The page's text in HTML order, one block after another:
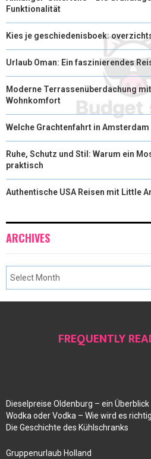
Funktionalität
Kies je geschiedenisboek:
Urlaub Oman: Ein faszinierendes
Moderne Terrassenüberdachung
Wohnkomfort
Welche Grachtenfahrt in
Ruhe, Schutz und Stil: Warum ein
praktisch
Authentische USA Reisen mit Little
ARCHIVES
FREQUENTLY
Dieselpreise Oldenburg – ein Überblick
Wodka oder Vodka – Wie wird es
Die Geschichte des Kühlschranks
Gruppenurlaub Holland